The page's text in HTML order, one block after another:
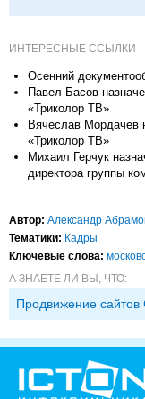
ИНТЕРЕСНЫЕ ССЫЛКИ
Осенний
Павел Басов
«Триколор ТВ»
Вячеслав Мордачев
«Триколор ТВ»
Михаил Герчук
директора группы
Автор: Александр
Тематики: Кадры
Ключевые слова:
А ЗНАЕТЕ ЛИ ВЫ, ЧТО:
Продвижение сайтов